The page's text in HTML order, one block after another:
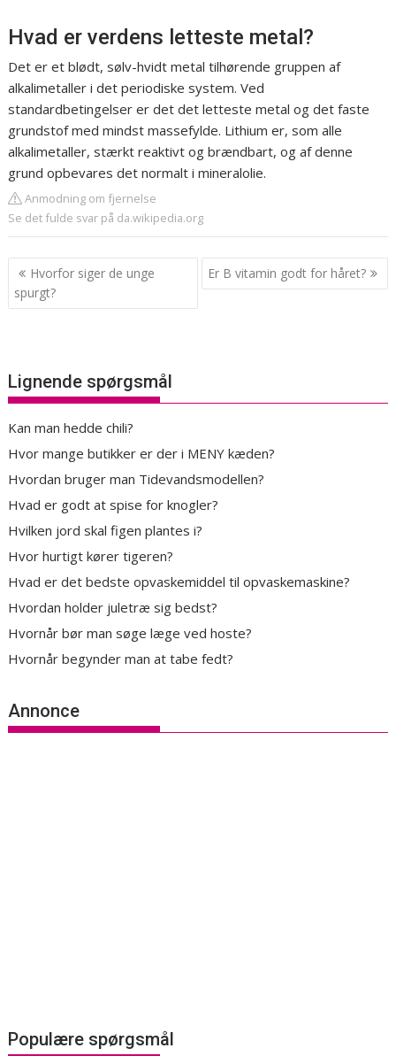
Hvad er verdens letteste metal?
Det er et blødt, sølv-hvidt metal tilhørende gruppen af
alkalimetaller i det periodiske system. Ved
standardbetingelser er det det letteste metal og det faste
grundstof med mindst massefylde. Lithium er, som alle
alkalimetaller, stærkt reaktivt og brændbart, og af denne
grund opbevares det normalt i mineralolie.
Anmodning om fjernelse
Se det fulde svar på da.wikipedia.org
Indlægsnavigation
Hvorfor siger de unge
spurgt?
Er B vitamin godt for håret?
Lignende spørgsmål
Kan man hedde chili?
Hvor mange butikker er der i MENY kæden?
Hvordan bruger man Tidevandsmodellen?
Hvad er godt at spise for knogler?
Hvilken jord skal figen plantes i?
Hvor hurtigt kører tigeren?
Hvad er det bedste opvaskemiddel til opvaskemaskine?
Hvordan holder juletræ sig bedst?
Hvornår bør man søge læge ved hoste?
Hvornår begynder man at tabe fedt?
Annonce
Populære spørgsmål